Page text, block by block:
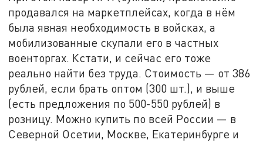
продавался на маркетплейсах, когда в нём
была явная необходимость в войсках, а
мобилизованные скупали его в частных
военторгах. Кстати, и сейчас его тоже
реально найти без труда. Стоимость — от 386
рублей, если брать оптом (300 шт.), и выше
(есть предложения по 500-550 рублей) в
розницу. Можно купить по всей России — в
Северной Осетии, Москве, Екатеринбурге и